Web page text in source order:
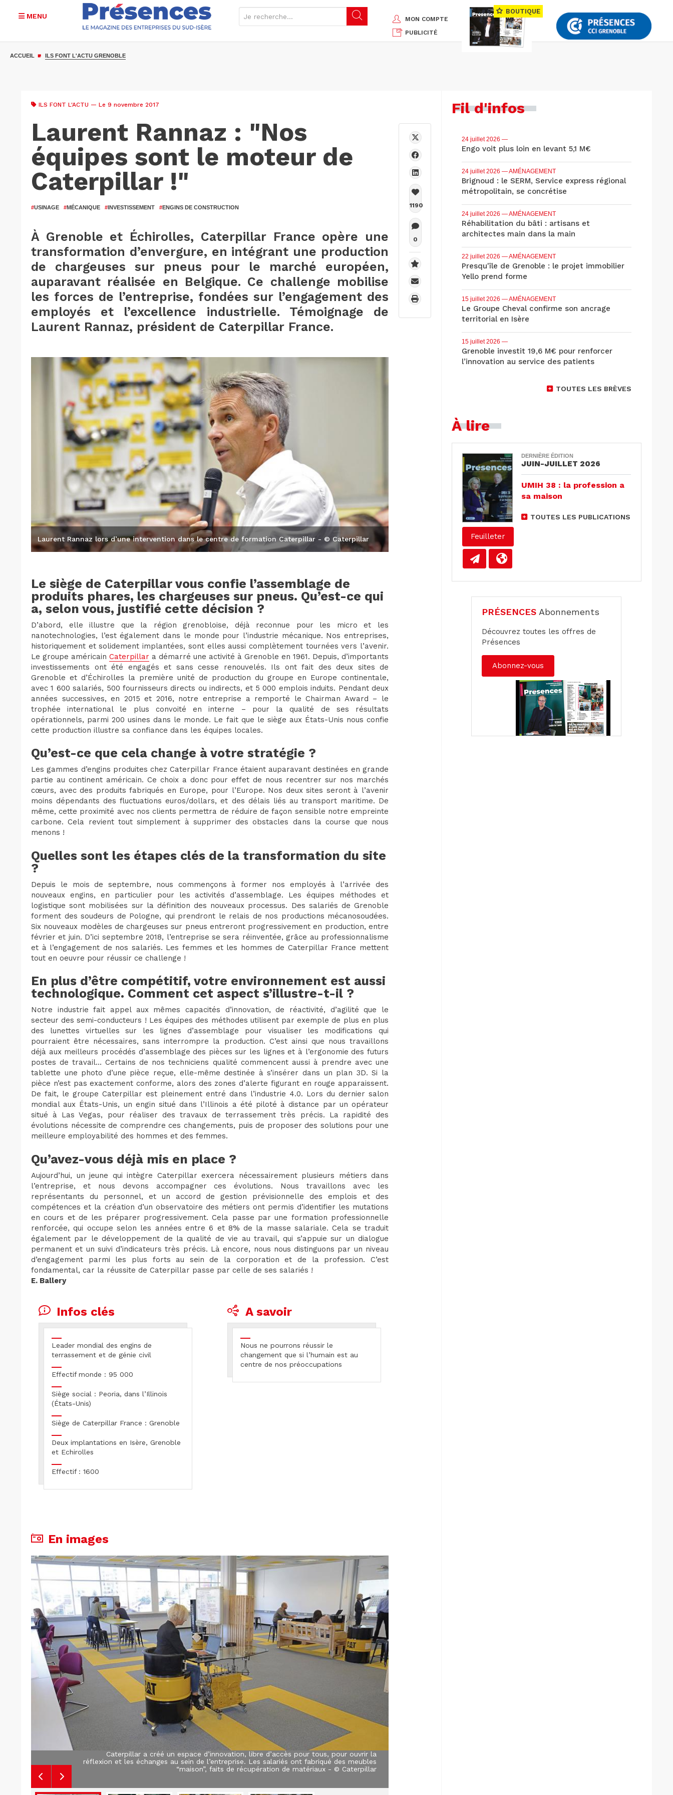
MENU
MON COMPTE
PUBLICITÉ
BOUTIQUE
ACCUEIL ILS FONT L'ACTU GRENOBLE
ILS FONT L'ACTU — Le 9 novembre 2017
Laurent Rannaz : "Nos
équipes sont le moteur de
Caterpillar !"
#USINAGE #MÉCANIQUE #INVESTISSEMENT #ENGINS DE CONSTRUCTION
À Grenoble et Échirolles, Caterpillar France opère une
transformation d’envergure, en intégrant une production
de chargeuses sur pneus pour le marché européen,
auparavant réalisée en Belgique. Ce challenge mobilise
les forces de l’entreprise, fondées sur l’engagement des
employés et l’excellence industrielle. Témoignage de
Laurent Rannaz, président de Caterpillar France.
Laurent Rannaz lors d’une intervention dans le centre de formation Caterpillar - © Caterpillar
Le siège de Caterpillar vous confie l’assemblage de
produits phares, les chargeuses sur pneus. Qu’est-ce qui
a, selon vous, justifié cette décision ?
D’abord, elle illustre que la région grenobloise, déjà reconnue pour les micro et les
nanotechnologies, l’est également dans le monde pour l’industrie mécanique. Nos entreprises,
historiquement et solidement implantées, sont elles aussi complètement tournées vers l’avenir.
Le groupe américain Caterpillar a démarré une activité à Grenoble en 1961. Depuis, d’importants
investissements ont été engagés et sans cesse renouvelés. Ils ont fait des deux sites de
Grenoble et d’Échirolles la première unité de production du groupe en Europe continentale,
avec 1 600 salariés, 500 fournisseurs directs ou indirects, et 5 000 emplois induits. Pendant deux
années successives, en 2015 et 2016, notre entreprise a remporté le Chairman Award – le
trophée international le plus convoité en interne – pour la qualité de ses résultats
opérationnels, parmi 200 usines dans le monde. Le fait que le siège aux États-Unis nous confie
cette production illustre sa confiance dans les équipes locales.
Qu’est-ce que cela change à votre stratégie ?
Les gammes d’engins produites chez Caterpillar France étaient auparavant destinées en grande
partie au continent américain. Ce choix a donc pour effet de nous recentrer sur nos marchés
cœurs, avec des produits fabriqués en Europe, pour l’Europe. Nos deux sites seront à l’avenir
moins dépendants des fluctuations euros/dollars, et des délais liés au transport maritime. De
même, cette proximité avec nos clients permettra de réduire de façon sensible notre empreinte
carbone. Cela revient tout simplement à supprimer des obstacles dans la course que nous
menons !
Quelles sont les étapes clés de la transformation du site
?
Depuis le mois de septembre, nous commençons à former nos employés à l’arrivée des
nouveaux engins, en particulier pour les activités d’assemblage. Les équipes méthodes et
logistique sont mobilisées sur la définition des nouveaux processus. Des salariés de Grenoble
forment des soudeurs de Pologne, qui prendront le relais de nos productions mécanosoudées.
Six nouveaux modèles de chargeuses sur pneus entreront progressivement en production, entre
février et juin. D’ici septembre 2018, l’entreprise se sera réinventée, grâce au professionnalisme
et à l’engagement de nos salariés. Les femmes et les hommes de Caterpillar France mettent
tout en oeuvre pour réussir ce challenge !
En plus d’être compétitif, votre environnement est aussi
technologique. Comment cet aspect s’illustre-t-il ?
Notre industrie fait appel aux mêmes capacités d’innovation, de réactivité, d’agilité que le
secteur des semi-conducteurs ! Les équipes des méthodes utilisent par exemple de plus en plus
des lunettes virtuelles sur les lignes d’assemblage pour visualiser les modifications qui
pourraient être nécessaires, sans interrompre la production. C’est ainsi que nous travaillons
déjà aux meilleurs procédés d’assemblage des pièces sur les lignes et à l’ergonomie des futurs
postes de travail… Certains de nos techniciens qualité commencent aussi à prendre avec une
tablette une photo d’une pièce reçue, elle-même destinée à s’insérer dans un plan 3D. Si la
pièce n’est pas exactement conforme, alors des zones d’alerte figurant en rouge apparaissent.
De fait, le groupe Caterpillar est pleinement entré dans l’industrie 4.0. Lors du dernier salon
mondial aux États-Unis, un engin situé dans l’Illinois a été piloté à distance par un opérateur
situé à Las Vegas, pour réaliser des travaux de terrassement très précis. La rapidité des
évolutions nécessite de comprendre ces changements, puis de proposer des solutions pour une
meilleure employabilité des hommes et des femmes.
Qu’avez-vous déjà mis en place ?
Aujourd’hui, un jeune qui intègre Caterpillar exercera nécessairement plusieurs métiers dans
l’entreprise, et nous devons accompagner ces évolutions. Nous travaillons avec les
représentants du personnel, et un accord de gestion prévisionnelle des emplois et des
compétences et la création d’un observatoire des métiers ont permis d’identifier les mutations
en cours et de les préparer progressivement. Cela passe par une formation professionnelle
renforcée, qui occupe selon les années entre 6 et 8% de la masse salariale. Cela se traduit
également par le développement de la qualité de vie au travail, qui s’appuie sur un dialogue
permanent et un suivi d’indicateurs très précis. Là encore, nous nous distinguons par un niveau
d’engagement parmi les plus forts au sein de la corporation et de la profession. C’est
fondamental, car la réussite de Caterpillar passe par celle de ses salariés !
E. Ballery
Infos clés
Leader mondial des engins de
terrassement et de génie civil
Effectif monde : 95 000
Siège social : Peoria, dans l’Illinois
(États-Unis)
Siège de Caterpillar France : Grenoble
Deux implantations en Isère, Grenoble
et Echirolles
Effectif : 1600
A savoir
Nous ne pourrons réussir le
changement que si l’humain est au
centre de nos préoccupations
En images
Caterpillar a créé un espace d’innovation, libre d’accès pour tous, pour ouvrir la
réflexion et les échanges au sein de l’entreprise. Les salariés ont fabriqué des meubles
“maison”, faits de récupération de matériaux - © Caterpillar
1190
0
Fil d'infos
24 juillet 2026 —
Engo voit plus loin en levant 5,1 M€
24 juillet 2026 — AMÉNAGEMENT
Brignoud : le SERM, Service express régional
métropolitain, se concrétise
24 juillet 2026 — AMÉNAGEMENT
Réhabilitation du bâti : artisans et
architectes main dans la main
22 juillet 2026 — AMÉNAGEMENT
Presqu'île de Grenoble : le projet immobilier
Yello prend forme
15 juillet 2026 — AMÉNAGEMENT
Le Groupe Cheval confirme son ancrage
territorial en Isère
15 juillet 2026 —
Grenoble investit 19,6 M€ pour renforcer
l’innovation au service des patients
TOUTES LES BRÈVES
À lire
Feuilleter
DERNIÈRE ÉDITION
JUIN-JUILLET 2026
UMIH 38 : la profession a
sa maison
TOUTES LES PUBLICATIONS
PRÉSENCES Abonnements
Découvrez toutes les offres de
Présences
Abonnez-vous